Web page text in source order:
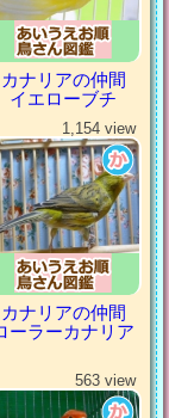
カナリアの仲間
イエローブチ
1,154 view
カナリアの仲間
ーラーカナリア
563 view